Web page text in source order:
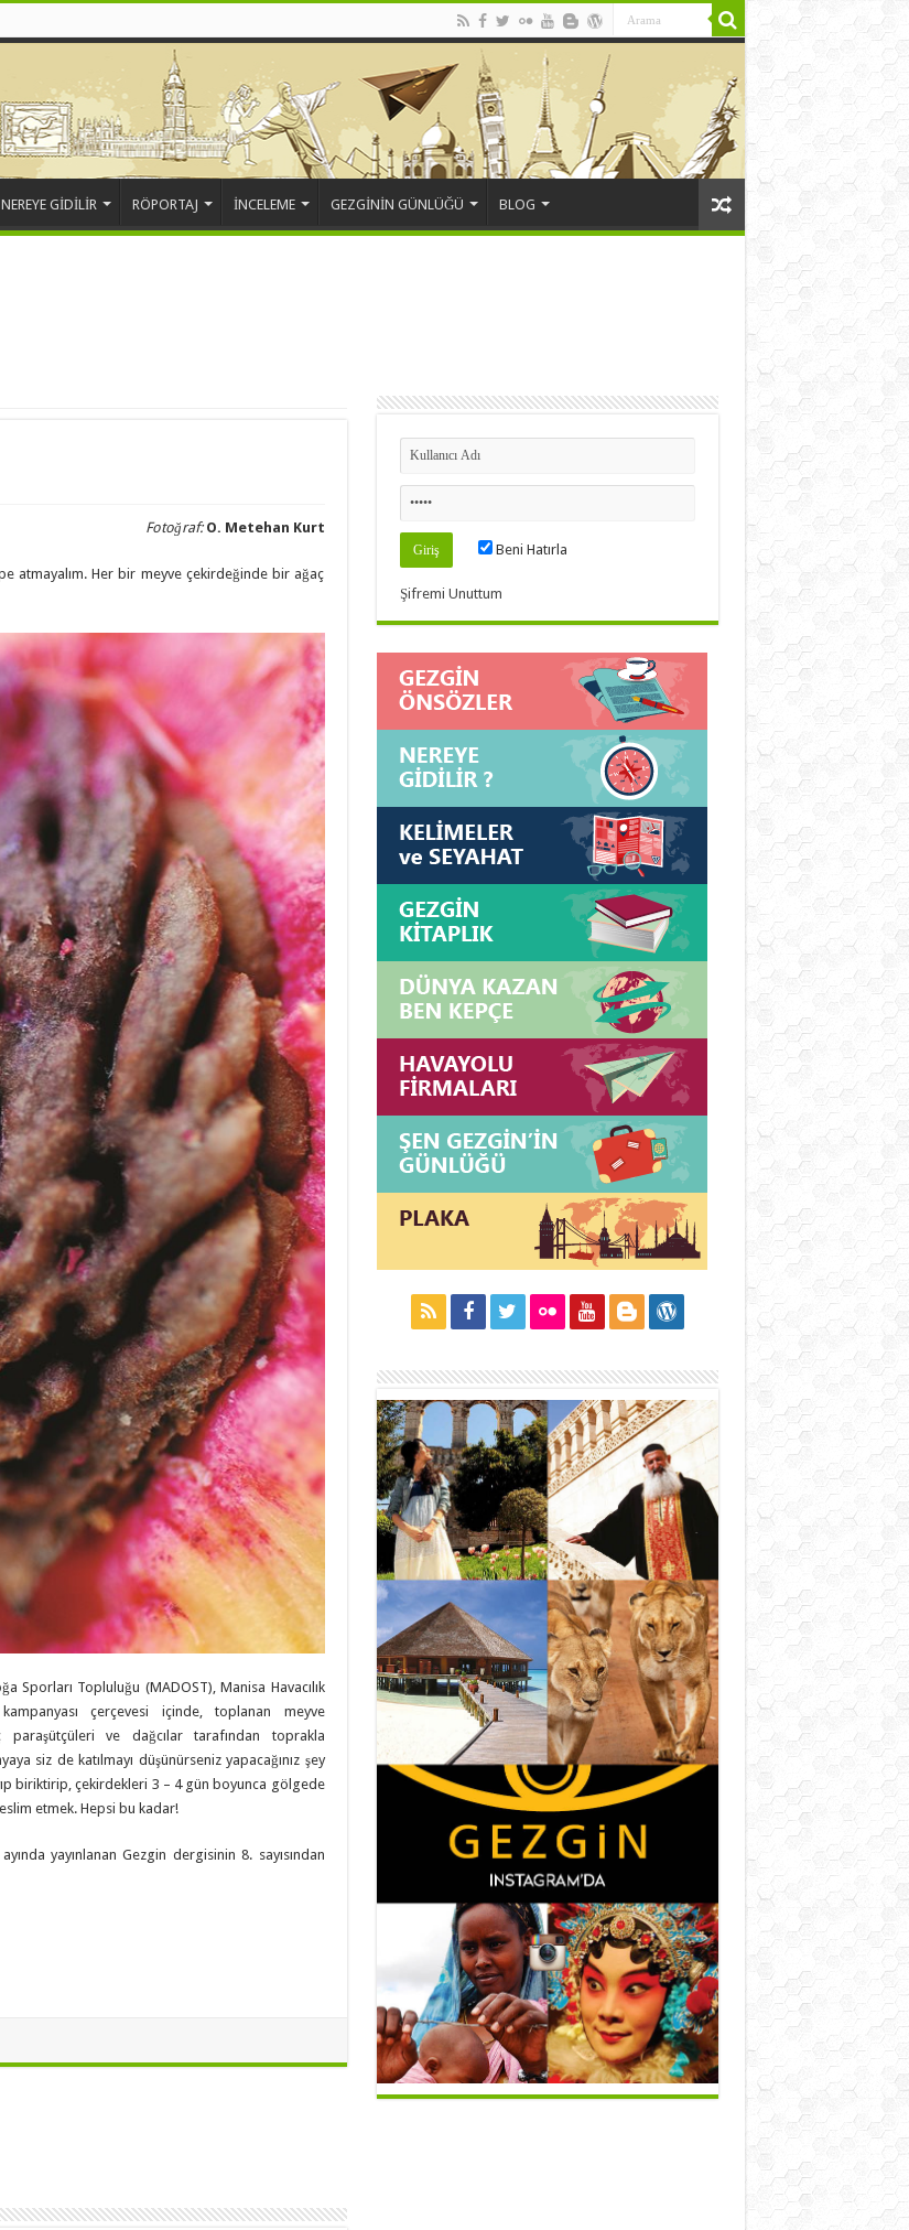
NEREYE GİDİLİR RÖPORTAJ İNCELEME GEZGİNİN GÜNLÜĞÜ BLOG
Fotoğraf: O. Metehan Kurt
atmayalım. Her bir meyve çekirdeğinde bir ağaç
Sporları Topluluğu (MADOST), Manisa Havacılık
çerçevesi içinde, toplanan meyve
paraşütçüleri ve dağcılar tarafından toprakla
siz de katılmayı düşünürseniz yapacağınız şey
biriktirip, çekirdekleri 3 – 4 gün boyunca gölgede
etmek. Hepsi bu kadar!
ayında yayınlanan Gezgin dergisinin 8. sayısından
Beni Hatırla
Şifremi Unuttum